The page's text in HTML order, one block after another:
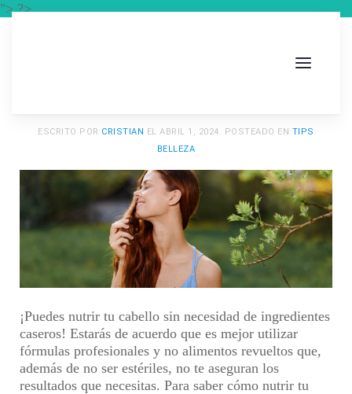
"> ?>
ESCRITO POR CRISTIAN ELABRIL 1, 2024. POSTEADO EN TIPS
BELLEZA
¡Puedes nutrir tu cabello sin necesidad de ingredientes
caseros! Estarás de acuerdo que es mejor utilizar
fórmulas profesionales y no alimentos revueltos que,
además de no ser estériles, no te aseguran los
resultados que necesitas. Para saber cómo nutrir tu